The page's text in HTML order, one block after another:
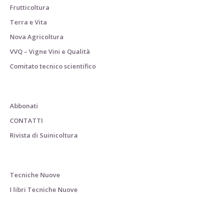
Frutticoltura
Terra e Vita
Nova Agricoltura
VVQ – Vigne Vini e Qualità
Comitato tecnico scientifico
Abbonati
CONTATTI
Rivista di Suinicoltura
Tecniche Nuove
I libri Tecniche Nuove